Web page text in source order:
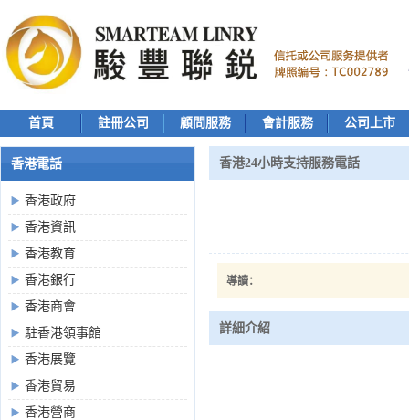
首頁 註冊公司 顧問服務 會計服務 公司上市
香港電話
香港政府
香港資訊
香港教育
香港銀行
香港商會
駐香港領事館
香港展覽
香港貿易
香港營商
香港24小時支持服務電話
導讀：
詳細介紹